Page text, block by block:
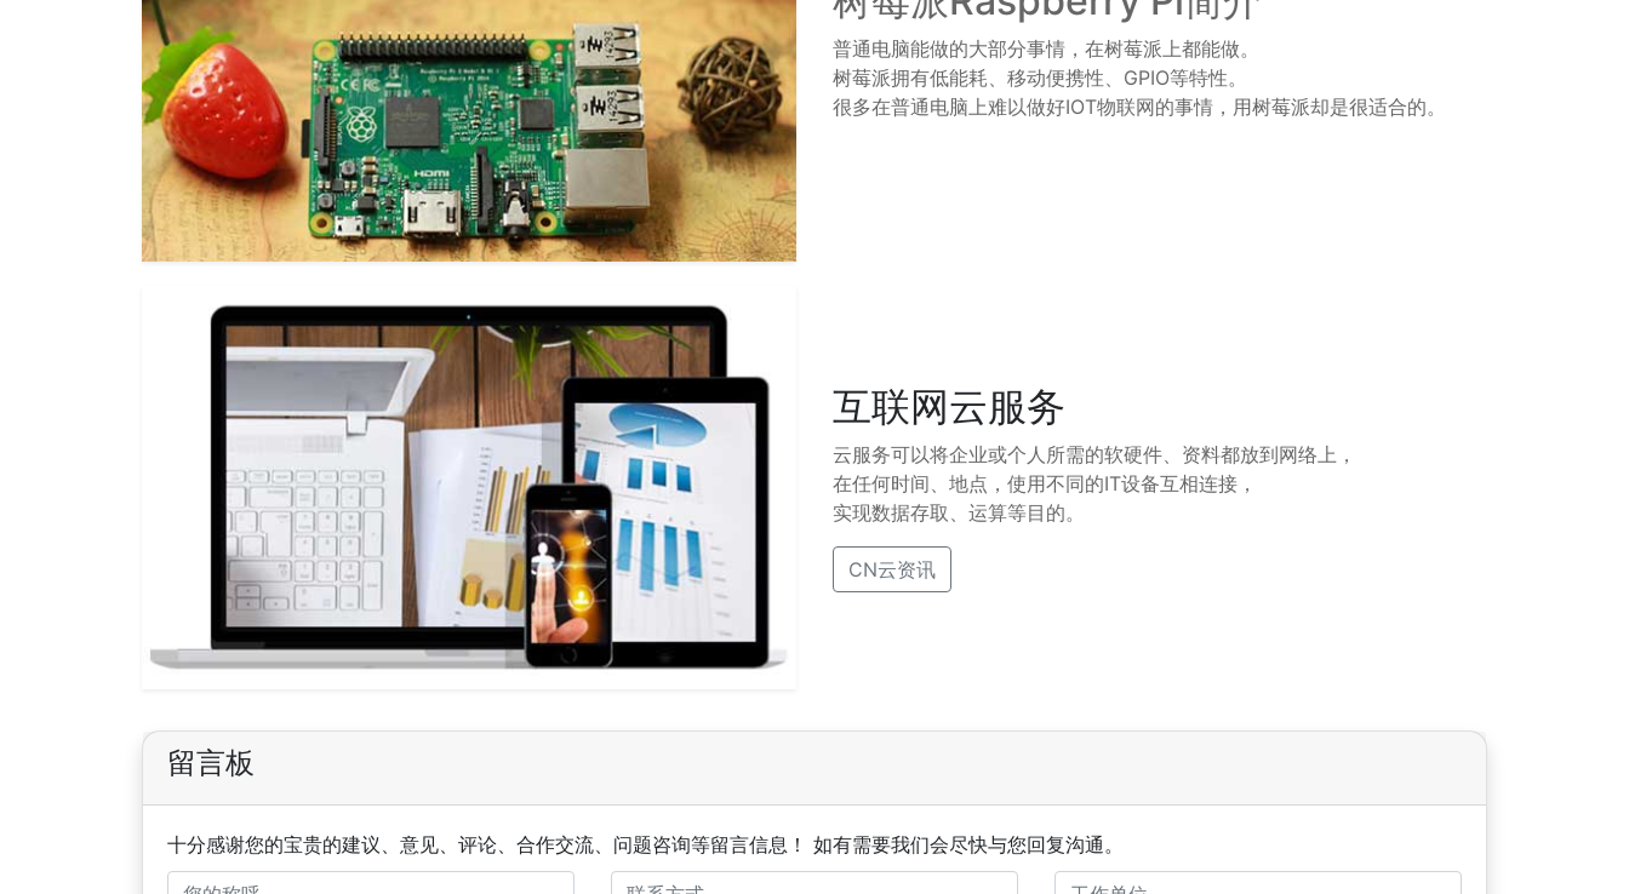
普通电脑能做的大部分事情，在树莓派上都能做。
树莓派拥有低能耗、移动便携性、GPIO等特性。
很多在普通电脑上难以做好IOT物联网的事情，用树莓派却是很适合的。
互联网云服务
云服务可以将企业或个人所需的软硬件、资料都放到网络上，
在任何时间、地点，使用不同的IT设备互相连接，
实现数据存取、运算等目的。
CN云资讯
留言板
十分感谢您的宝贵的建议、意见、评论、合作交流、问题咨询等留言信息！ 如有需要我们会尽快与您回复沟通。